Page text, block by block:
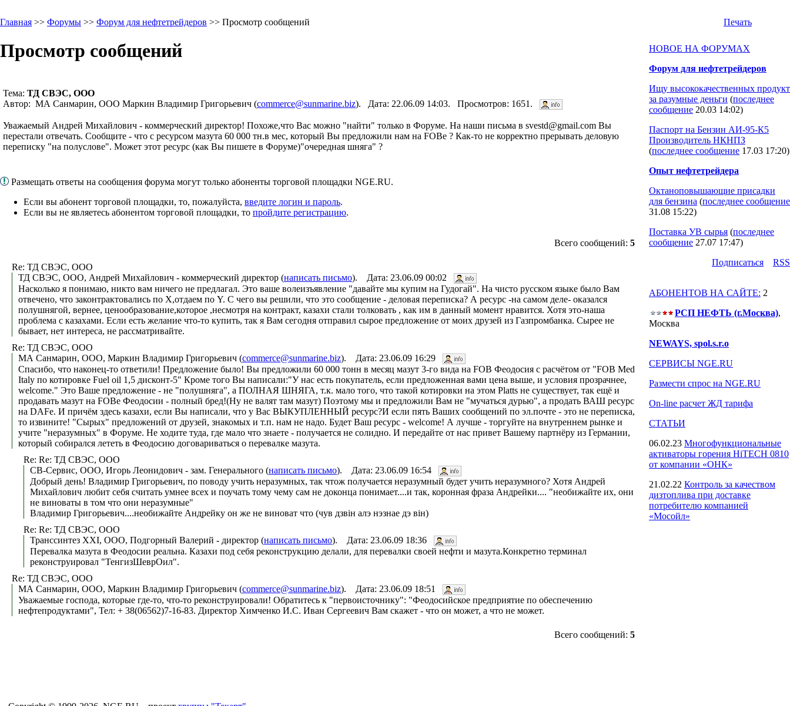
Главная >> Форумы >> Форум для нефтетрейдеров >> Просмотр сообщений Печать
Просмотр сообщений
Тема: ТД СВЭС, ООО
Автор: МА Санмарин, ООО Маркин Владимир Григорьевич (commerce@sunmarine.biz). Дата: 22.06.09 14:03. Просмотров: 1651.
Уважаемый Андрей Михайлович - коммерческий директор! Похоже,что Вас можно "найти" только в Форуме. На наши письма в svestd@gmail.com Вы
перестали отвечать. Сообщите - что с ресурсом мазута 60 000 тн.в мес, который Вы предложили нам на FOBe ? Как-то не корректно прерывать деловую
переписку "на полуслове". Может этот ресурс (как Вы пишете в Форуме)"очередная шняга" ?
Размещать ответы на сообщения форума могут только абоненты торговой площадки NGE.RU.
Если вы абонент торговой площадки, то, пожалуйста, введите логин и пароль.
Если вы не являетесь абонентом торговой площадки, то пройдите регистрацию.
Всего сообщений: 5
Re: ТД СВЭС, ООО
ТД СВЭС, ООО, Андрей Михайлович - коммерческий директор (написать письмо). Дата: 23.06.09 00:02
Насколько я понимаю, никто вам ничего не предлагал. Это ваше волеизъявление "давайте мы купим на Гудогай". На чисто русском языке было Вам
отвечено, что законтрактовались по Х,отдаем по Y. C чего вы решили, что это сообщение - деловая переписка? А ресурс -на самом деле- оказался
полушнягой, вернее, ценообразование,которое ,несмотря на контракт, казахи стали толковать , как им в данный момент нравится. Хотя это-наша
проблема с казахами. Если есть желание что-то купить, так я Вам сегодня отправил сырое предложение от моих друзей из Газпромбанка. Сырее не
бывает, нет интереса, не рассматривайте.
Re: ТД СВЭС, ООО
МА Санмарин, ООО, Маркин Владимир Григорьевич (commerce@sunmarine.biz). Дата: 23.06.09 16:29
Cпасибо, что наконец-то ответили! Предложение было! Вы предложили 60 000 тонн в месяц мазут 3-го вида на FOB Феодосия с расчётом от "FOB Med
Italy по котировке Fuel oil 1,5 дисконт-5" Кроме того Вы написали:"У нас есть покупатель, если предложенная вами цена выше, и условия прозрачнее,
welcome." Это Ваше предложение - не "полушняга", а ПОЛНАЯ ШНЯГА, т.к. мало того, что такой котировки на этом Platts не существует, так ещё и
продавать мазут на FOBе Феодосии - полный бред!(Ну не валят там мазут) Поэтому мы и предложили Вам не "мучаться дурью", а продать ВАШ ресурс
на DAFe. И причём здесь казахи, если Вы написали, что у Вас ВЫКУПЛЕННЫЙ ресурс?И если пять Ваших сообщений по эл.почте - это не переписка,
то извините! "Сырых" предложений от друзей, знакомых и т.п. нам не надо. Будет Ваш ресурс - welcome! А лучше - торгуйте на внутреннем рынке и
учите "неразумных" в Форуме. Не ходите туда, где мало что знаете - получается не солидно. И передайте от нас привет Вашему партнёру из Германии,
который собирался лететь в Феодосию договариваться о перевалке мазута.
Re: Re: ТД СВЭС, ООО
СВ-Сервис, ООО, Игорь Леонидович - зам. Генерального (написать письмо). Дата: 23.06.09 16:54
Добрый день! Владимир Григорьевич, по поводу учить неразумных, так чтож получается неразумный будет учить неразумного? Хотя Андрей
Михайлович любит себя считать умнее всех и поучать тому чему сам не доконца понимает....и так, коронная фраза Андрейки.... "необижайте их, они
не виноваты в том что они неразумные"
Владимир Григорьевич....необижайте Андрейку он же не виноват что (чув дзвiн алэ нэзнае дэ вiн)
Re: Re: ТД СВЭС, ООО
Транссинтез ХХІ, ООО, Подгорный Валерий - директор (написать письмо). Дата: 23.06.09 18:36
Перевалка мазута в Феодосии реальна. Казахи под себя реконструкцию делали, для перевалки своей нефти и мазута.Конкретно терминал
реконструировал "ТенгизШеврОил".
Re: ТД СВЭС, ООО
МА Санмарин, ООО, Маркин Владимир Григорьевич (commerce@sunmarine.biz). Дата: 23.06.09 18:51
Уважаемые господа, которые где-то, что-то реконструировали! Обратитесь к "первоисточнику": "Феодосийское предприятие по обеспечению
нефтепродуктами", Тел: + 38(06562)7-16-83. Директор Химченко И.С. Иван Сергеевич Вам скажет - что он может, а что не может.
Всего сообщений: 5
НОВОЕ НА ФОРУМАХ
Форум для нефтетрейдеров
Ищу высококачественных продукт
за разумные деньги (последнее
сообщение 20.03 14:02)
Паспорт на Бензин АИ-95-К5
Производитель НКНПЗ
(последнее сообщение 17.03 17:20)
Опыт нефтетрейдера
Октаноповышающие присадки
для бензина (последнее сообщение
31.08 15:22)
Поставка УВ сырья (последнее
сообщение 27.07 17:47)
Подпиcаться
RSS
АБОНЕНТОВ НА САЙТЕ: 2
РСП НЕФТЬ (г.Москва),
Москва
NEWAYS, spol.s.r.o
СЕРВИСЫ NGE.RU
Размести спрос на NGE.RU
On-line расчет ЖД тарифа
СТАТЬИ
06.02.23 Многофункциональные
активаторы горения HiTECH 0810
от компании «ОНК»
21.02.22 Контроль за качеством
дизтоплива при доставке
потребителю компанией
«Мосойл»